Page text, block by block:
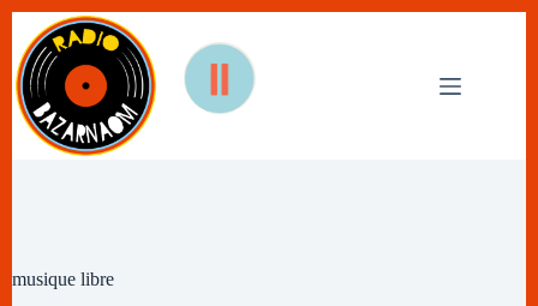
Passer
au
contenu
musique libre